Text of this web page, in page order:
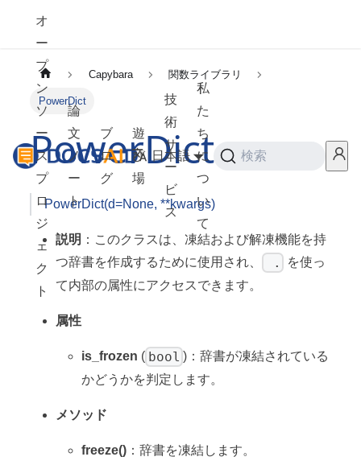
オ
ー
プ
ン
ソ
ー
ス
プ
ロ
ジ
ェ
ク
ト
論
文
ノ
ー
ト
ブ
ロ
グ
遊
び
場
技
術
サ
ー
ビ
ス
私
た
ち
に
つ
い
て
日本語 検索
Capybara 関数ライブラリ
PowerDict
PowerDict
PowerDict(d=None, **kwargs)
説明 ：このクラスは、凍結および解凍機能を持
つ辞書を作成するために使用され、
.
を使っ
て内部の属性にアクセスできます。
属性
is_frozen ( bool )：辞書が凍結されている
かどうかを判定します。
メソッド
freeze() ：辞書を凍結します。